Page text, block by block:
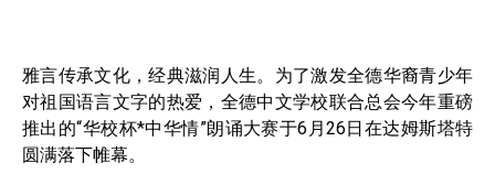
雅言传承文化，经典滋润人生。为了激发全德华裔青少年
对祖国语言文字的热爱，全德中文学校联合总会今年重磅
推出的“华校杯*中华情”朗诵大赛于6月26日在达姆斯塔特
圆满落下帷幕。